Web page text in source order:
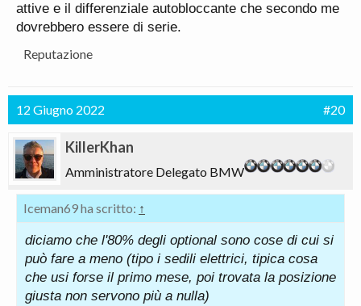
attive e il differenziale autobloccante che secondo me
dovrebbero essere di serie.
Reputazione
12 Giugno 2022 #20
KillerKhan
Amministratore Delegato BMW
Iceman69 ha scritto: ↑
diciamo che l'80% degli optional sono cose di cui si
può fare a meno (tipo i sedili elettrici, tipica cosa
che usi forse il primo mese, poi trovata la posizione
giusta non servono più a nulla)